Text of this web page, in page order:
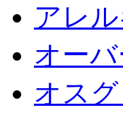
アレ
オー
オス